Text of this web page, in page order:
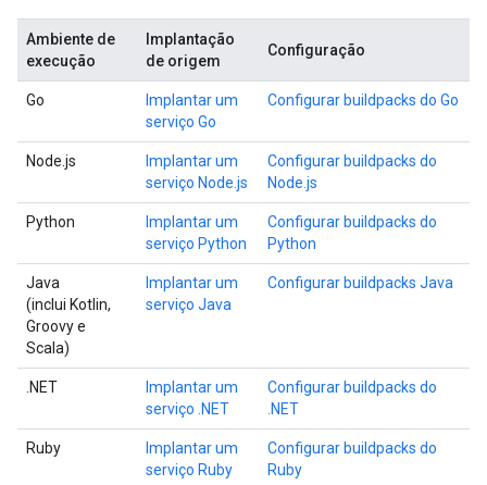
Ambiente de
execução
Implantação
de origem
Configuração
Go
Implantar um
serviço Go
Configurar buildpacks do Go
Node.js
Implantar um
serviço Node.js
Configurar buildpacks do
Node.js
Python
Implantar um
serviço Python
Configurar buildpacks do
Python
Java
(inclui Kotlin,
Groovy e
Scala)
Implantar um
serviço Java
Configurar buildpacks Java
.NET
Implantar um
serviço .NET
Configurar buildpacks do
.NET
Ruby
Implantar um
serviço Ruby
Configurar buildpacks do
Ruby